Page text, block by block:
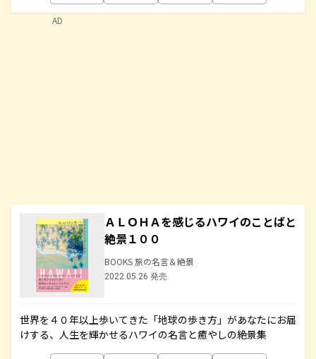
ＡＬＯＨＡを感じるハワイのことばと
絶景１００
BOOKS 旅の名言＆絶景
2022.05.26 発売
世界を４０年以上歩いてきた「地球の歩き方」があなたにお届
けする、人生を輝かせるハワイの名言と癒やしの絶景集
AD